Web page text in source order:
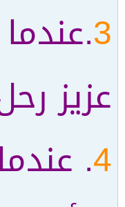
3
عزيز
4
.